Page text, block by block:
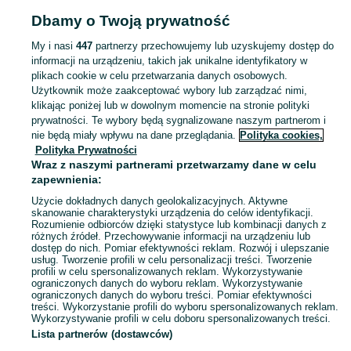
Popularne wyszukiwania
Sprzedaż produktów zdrowia i urody Zabrze ▶️ Kosmetyki, perfumy, sprzęt medyczny ✅ Nowe i używane w najlepszych cenach ☝ Znajdź ogłoszenia na OLX.pl!
Mapa kategorii
Mapa miejscowości
Mapa ministron
Popularne wyszukiwania
Dbamy o Twoją prywatność
My i nasi 447partnerzy przechowujemy lub uzyskujemy dostęp do
informacji na urządzeniu, takich jak unikalne identyfikatory w
plikach cookie w celu przetwarzania danych osobowych.
Użytkownik może zaakceptować wybory lub zarządzać nimi,
klikając poniżej lub w dowolnym momencie na stronie polityki
prywatności. Te wybory będą sygnalizowane naszym partnerom i
nie będą miały wpływu na dane przeglądania. Polityka cookies,
Polityka Prywatności
Wraz z naszymi partnerami przetwarzamy dane w celu
zapewnienia:
Użycie dokładnych danych geolokalizacyjnych. Aktywne
skanowanie charakterystyki urządzenia do celów identyfikacji.
Rozumienie odbiorców dzięki statystyce lub kombinacji danych z
różnych źródeł. Przechowywanie informacji na urządzeniu lub
dostęp do nich. Pomiar efektywności reklam. Rozwój i ulepszanie
usług. Tworzenie profili w celu personalizacji treści. Tworzenie
profili w celu spersonalizowanych reklam. Wykorzystywanie
ograniczonych danych do wyboru reklam. Wykorzystywanie
ograniczonych danych do wyboru treści. Pomiar efektywności
treści. Wykorzystanie profili do wyboru spersonalizowanych reklam.
Wykorzystywanie profili w celu doboru spersonalizowanych treści.
Lista partnerów (dostawców)